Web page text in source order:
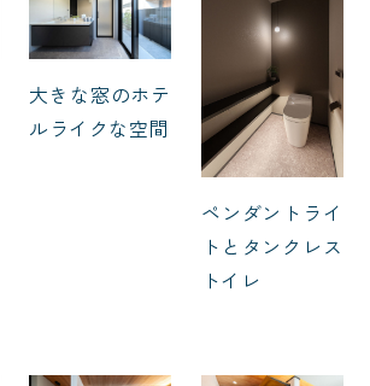
大きな窓のホテ
ルライクな空間
ペンダントライ
トとタンクレス
トイレ